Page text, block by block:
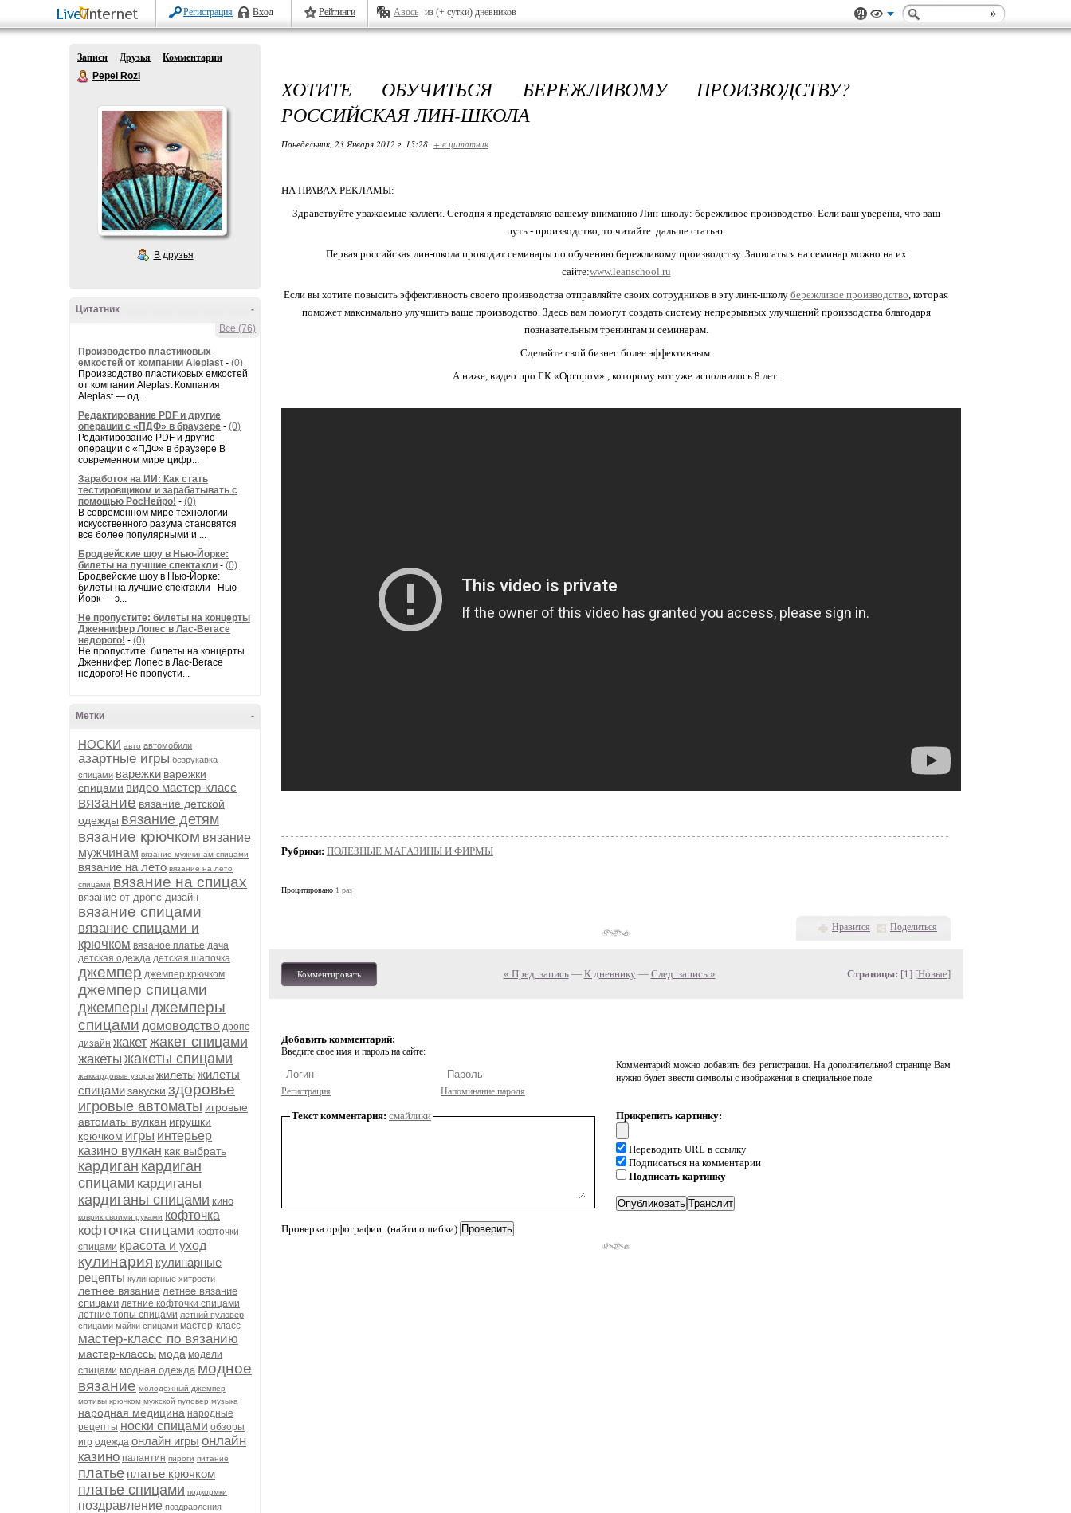
Регистрация Вход Рейтинги Авось из (+ сутки) дневников
Записи Друзья
Комментарии
Pepel Rozi
В друзья
-
Цитатник
Все (76)
Производство пластиковых
емкостей от компании Aleplast - (0)
Производство пластиковых емкостей
от компании Aleplast Компания
Aleplast — од...
Редактирование PDF и другие
операции с «ПДФ» в браузере - (0)
Редактирование PDF и другие
операции с «ПДФ» в браузере В
современном мире цифр...
Заработок на ИИ: Как стать
тестировщиком и зарабатывать с
помощью РосНейро! - (0)
В современном мире технологии
искусственного разума становятся
все более популярными и ...
Бродвейские шоу в Нью-Йорке:
билеты на лучшие спектакли - (0)
Бродвейские шоу в Нью-Йорке:
билеты на лучшие спектакли Нью-
Йорк — э...
Не пропустите: билеты на концерты
Дженнифер Лопес в Лас-Вегасе
недорого! - (0)
Не пропустите: билеты на концерты
Дженнифер Лопес в Лас-Вегасе
недорого! Не пропусти...
-
Метки
НОСКИ авто автомобили
азартные игры безрукавка
спицами варежки варежки
спицами видео мастер-класс
вязание вязание детской
одежды вязание детям
вязание крючком вязание
мужчинам вязание мужчинам спицами
вязание на лето вязание на лето
спицами вязание на спицах
вязание от дропс дизайн
вязание спицами
вязание спицами и
крючком вязаное платье дача
детская одежда детская шапочка
джемпер джемпер крючком
джемпер спицами
джемперы джемперы
спицами домоводство дропс
дизайн жакетжакет спицами
жакеты жакеты спицами
жаккардовые узоры жилеты жилеты
спицамизакуски здоровье
игровые автоматы игровые
автоматы вулкан игрушки
крючком игры интерьер
казино вулкан как выбрать
кардиган кардиган
спицами кардиганы
кардиганы спицами кино
коврик своими руками кофточка
кофточка спицами кофточки
спицами красота и уход
кулинария кулинарные
рецепты кулинарные хитрости
летнее вязание летнее вязание
спицами летние кофточки спицами
летние топы спицами летний пуловер
спицами майки спицами мастер-класс
мастер-класс по вязанию
мастер-классы мода модели
спицами модная одежда модное
вязание молодежный джемпер
мотивы крючком мужской пуловер музыка
народная медицина народные
рецепты носки спицами обзоры
игр одежда онлайн игры онлайн
казино палантин пироги питание
платье платье крючком
платье спицами подкормки
поздравление поздравления
ХОТИТЕ ОБУЧИТЬСЯ БЕРЕЖЛИВОМУ ПРОИЗВОДСТВУ?
РОССИЙСКАЯ ЛИН-ШКОЛА
Понедельник, 23 Января 2012 г. 15:28 + в цитатник
НА ПРАВАХ РЕКЛАМЫ:
Здравствуйте уважаемые коллеги. Сегодня я представляю вашему вниманию Лин-школу: бережливое производство. Если ваш уверены, что ваш
путь - производство, то читайте дальше статью.
Первая российская лин-школа проводит семинары по обучению бережливому производству. Записаться на семинар можно на их
сайте:www.leanschool.ru
Если вы хотите повысить эффективность своего производства отправляйте своих сотрудников в эту линк-школу бережливое производство, которая
поможет максимально улучшить ваше производство. Здесь вам помогут создать систему непрерывных улучшений производства благодаря
познавательным тренингам и семинарам.
Сделайте свой бизнес более эффективным.
А ниже, видео про ГК «Оргпром» , которому вот уже исполнилось 8 лет:
Рубрики: ПОЛЕЗНЫЕ МАГАЗИНЫ И ФИРМЫ
Процитировано 1 раз
Нравится Поделиться
Комментировать « Пред. запись— К дневнику — След. запись » Страницы: [1] [Новые]
Добавить комментарий:
Введите свое имя и пароль на сайте:
Регистрация Напоминание пароля
Комментарий можно добавить без регистрации. На дополнительной странице Вам
нужно будет ввести символы с изображения в специальное поле.
Текст комментария: смайлики
Проверка орфографии: (найти ошибки)
Прикрепить картинку:
Переводить URL в ссылку
Подписаться на комментарии
Подписать картинку